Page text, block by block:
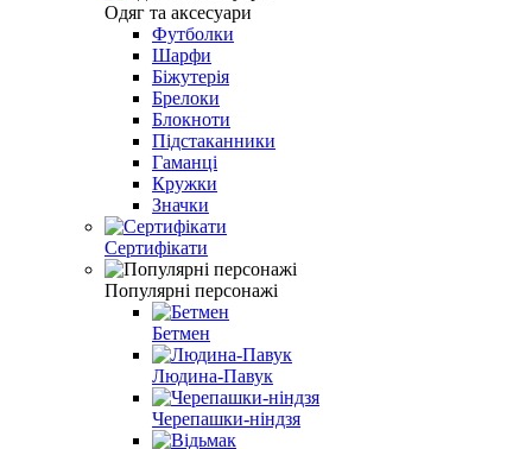
Одяг та аксесуари
Футболки
Шарфи
Біжутерія
Брелоки
Блокноти
Підстаканники
Гаманці
Кружки
Значки
Сертифікати
Популярні персонажі
Бетмен
Людина-Павук
Черепашки-ніндзя